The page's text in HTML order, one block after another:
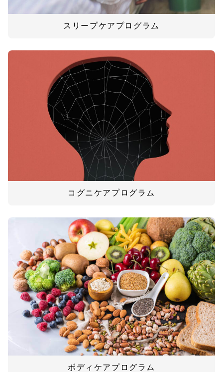
スリープケアプログラム
コグニケアプログラム
ボディケアプログラム